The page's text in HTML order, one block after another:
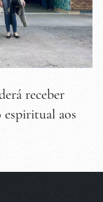
receber
aos